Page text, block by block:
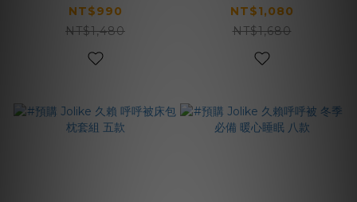
被 五款
NT$990
NT$1,480
三色
NT$1,080
NT$1,680